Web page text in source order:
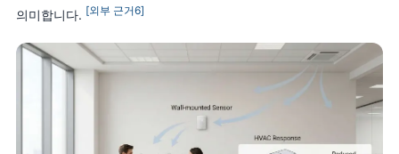
의미합니다. [외부 근거6]